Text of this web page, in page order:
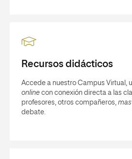
Recursos didácticos
Accede a nuestro Campus Virtual,
online con conexión directa a las
profesores, otros compañeros,
debate.